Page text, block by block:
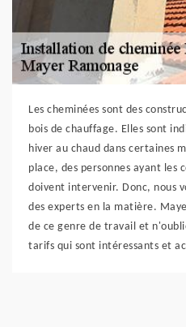
Les cheminées sont des
bois de chauffage. Elles sont
hiver au chaud dans certaines
place, des personnes ayant les
doivent intervenir. Donc, nous
des experts en la matière.
de ce genre de travail et
tarifs qui sont intéressants et